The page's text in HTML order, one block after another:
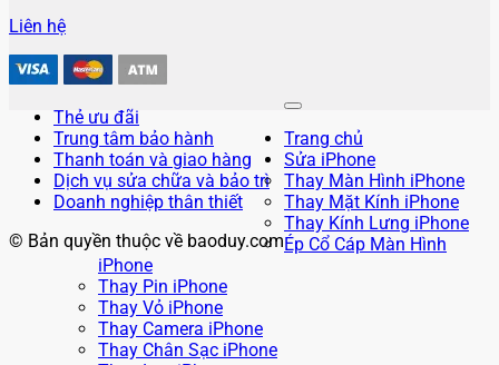
Liên hệ
Thẻ ưu đãi
Trung tâm bảo hành
Thanh toán và giao hàng
Dịch vụ sửa chữa và bảo trì
Doanh nghiệp thân thiết
© Bản quyền thuộc về baoduy.com
Trang chủ
Sửa iPhone
Thay Màn Hình iPhone
Thay Mặt Kính iPhone
Thay Kính Lưng iPhone
Ép Cổ Cáp Màn Hình
iPhone
Thay Pin iPhone
Thay Vỏ iPhone
Thay Camera iPhone
Thay Chân Sạc iPhone